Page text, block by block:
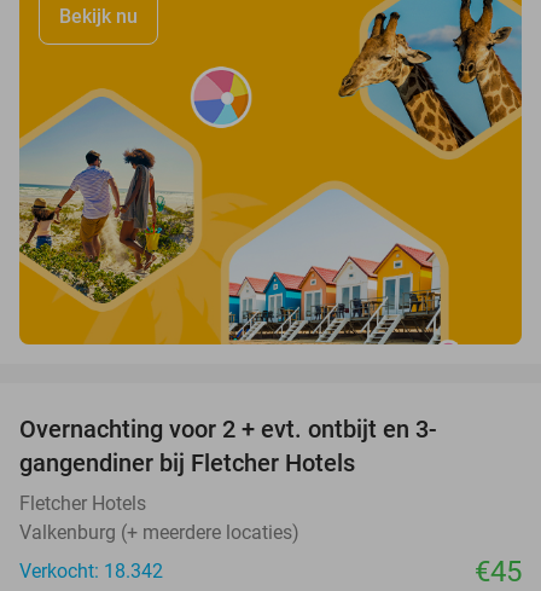
Bekijk nu
Overnachting voor 2 + evt. ontbijt en 3-
gangendiner bij Fletcher Hotels
Fletcher Hotels
Valkenburg (+ meerdere locaties)
Verkocht: 18.342
€45